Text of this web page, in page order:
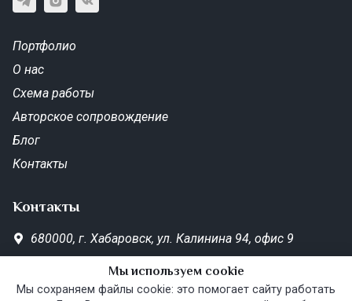
Портфолио
О нас
Схема работы
Авторское сопровождение
Блог
Контакты
Контакты
680000, г. Хабаровск, ул. Калинина 94, офис 9
Пн—Пт 10:00–19:00
Мы используем cookie
Мы сохраняем файлы cookie: это помогает сайту работать